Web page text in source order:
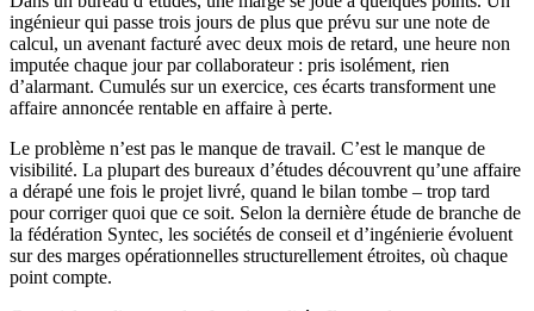
ingénieur qui passe trois jours de plus que prévu sur une note de
calcul, un avenant facturé avec deux mois de retard, une heure non
imputée chaque jour par collaborateur : pris isolément, rien
d’alarmant. Cumulés sur un exercice, ces écarts transforment une
affaire annoncée rentable en affaire à perte.
Le problème n’est pas le manque de travail. C’est le manque de
visibilité. La plupart des bureaux d’études découvrent qu’une affaire
a dérapé une fois le projet livré, quand le bilan tombe – trop tard
pour corriger quoi que ce soit. Selon la dernière étude de branche de
la fédération Syntec, les sociétés de conseil et d’ingénierie évoluent
sur des marges opérationnelles structurellement étroites, où chaque
point compte.